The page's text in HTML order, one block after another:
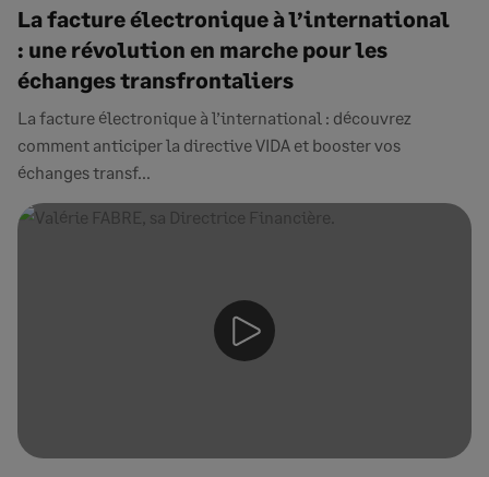
La facture électronique à l’international
: une révolution en marche pour les
échanges transfrontaliers
La facture électronique à l’international : découvrez
comment anticiper la directive VIDA et booster vos
échanges transf...